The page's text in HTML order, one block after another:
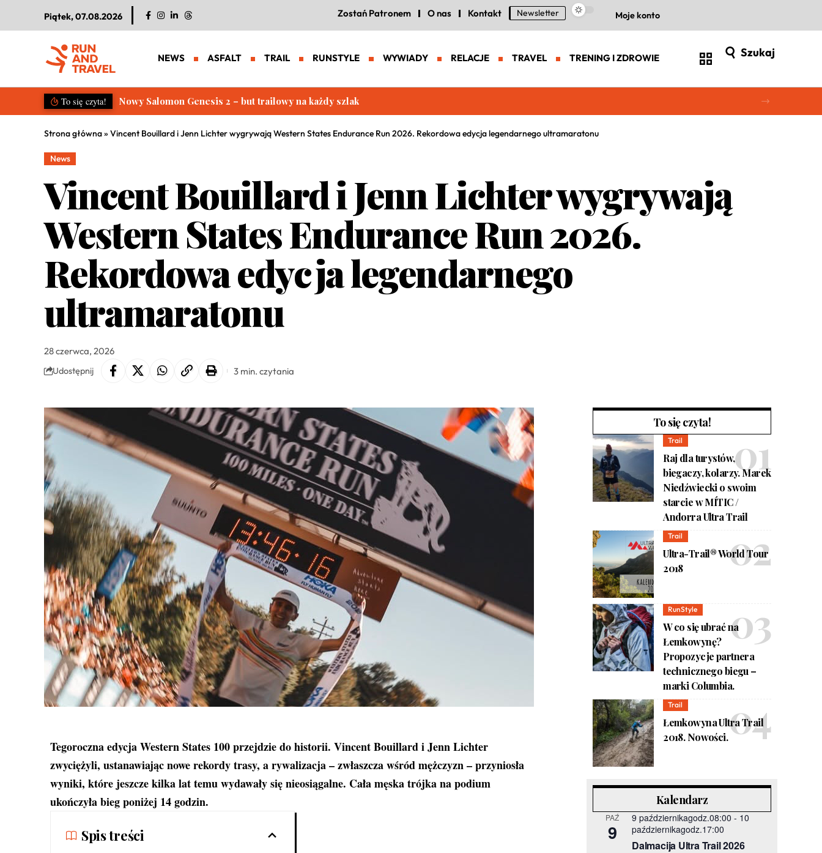
Piątek, 07.08.2026 Zostań Patronem O nas Kontakt Newsletter Moje konto
NEWS ASFALT TRAIL RUNSTYLE WYWIADY RELACJE TRAVEL TRENING I ZDROWIE Szukaj
To się czyta! Salomon S/LAB Genesis 2. Nowa generacja zaawansowanych butów trailowych
Strona główna» Vincent Bouillard i Jenn Lichter wygrywają Western States Endurance Run 2026. Rekordowa edycja legendarnego ultramaratonu
News
Vincent Bouillard i Jenn Lichter wygrywają
Western States Endurance Run 2026.
Rekordowa edycja legendarnego
ultramaratonu
28 czerwca, 2026
Udostępnij 3 min. czytania
Tegoroczna edycja Western States 100 przejdzie do historii. Vincent Bouillard i Jenn Lichter
zwyciężyli, ustanawiając nowe rekordy trasy, a rywalizacja – zwłaszcza wśród mężczyzn – przyniosła
wyniki, które jeszcze kilka lat temu wydawały się nieosiągalne. Cała męska trójka na podium
ukończyła bieg poniżej 14 godzin.
Spis treści
To się czyta!
Trail
Raj dla turystów,
biegaczy, kolarzy. Marek
Niedźwiecki o swoim
starcie w MÍTIC /
Andorra Ultra Trail
Trail
Ultra-Trail® World Tour
2018
RunStyle
W co się ubrać na
Łemkowynę?
Propozycje partnera
technicznego biegu –
marki Columbia.
Trail
Łemkowyna Ultra Trail
2018. Nowości.
Kalendarz
PAŹ
9
9 październikagodz.08:00 - 10
październikagodz.17:00
Dalmacija Ultra Trail 2026